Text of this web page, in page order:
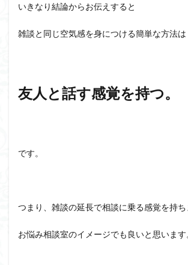
いきなり結論からお伝えすると
雑談と同じ空気感を身につける簡単な方法は
友人と話す感覚を持つ。
です。
つまり、雑談の延長で相談に乗る感覚を持ち
お悩み相談室のイメージでも良いと思います